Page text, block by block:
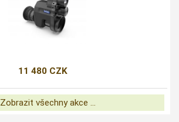
11 480 CZK
Zobrazit všechny akce ...